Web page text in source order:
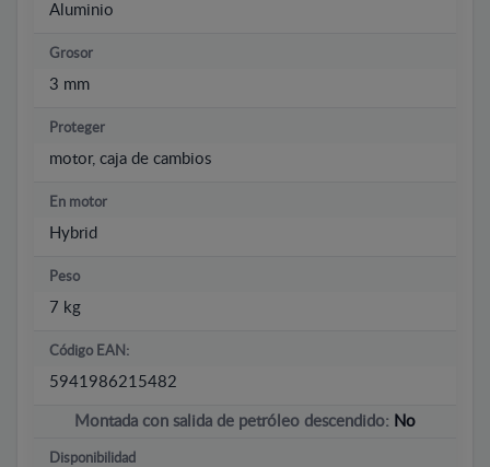
Aluminio
Grosor
3 mm
Proteger
motor, caja de cambios
En motor
Hybrid
Peso
7 kg
Código EAN:
5941986215482
Montada con salida de petróleo descendido: No
Disponibilidad